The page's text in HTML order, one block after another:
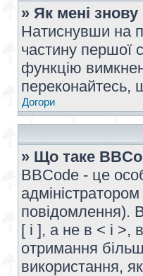
» Як мені
Натиснувши на
частину першої
функцію
переконайтесь,
Догори
» Що таке
BBCode - це
повідомлення).
[ і ], а не в < і >,
отримання
використання,